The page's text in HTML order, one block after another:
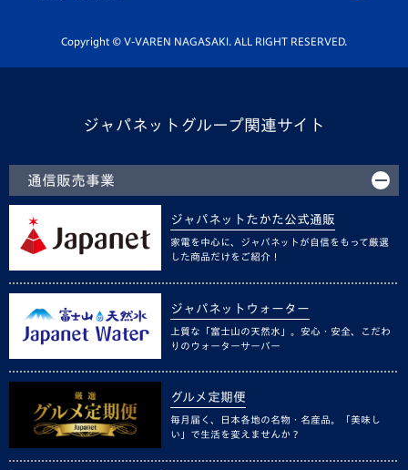
ホームタウン活動
Copyright © V-VAREN NAGASAKI. ALL RIGHT RESERVED.
ジャパネットグループ関連サイト
通信販売事業
ジャパネットたかた公式通販
家電を中心に、ジャパネットが自信をもって厳選
した商品だけをご紹介！
ジャパネットウォーター
上質な「富士山の天然水」。安心・安全、こだわ
りのウォーターサーバー
グルメ定期便
毎月届く、日本各地の名物・名産品。「美味し
い」で生活を変えませんか？